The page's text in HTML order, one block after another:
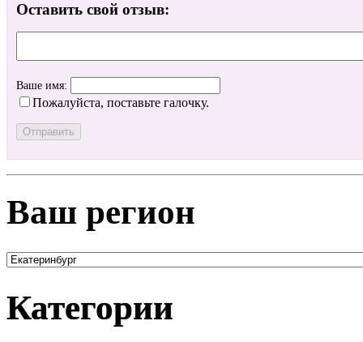
Оставить свой отзыв:
Ваше имя:
Пожалуйста, поставьте галочку.
Ваш регион
Категории